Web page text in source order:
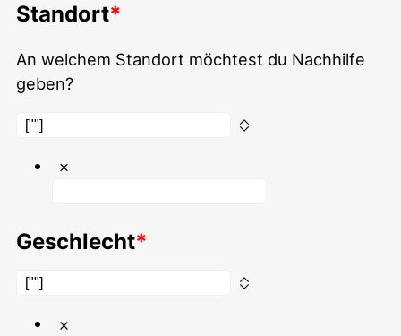
Standort
An welchem Standort möchtest du Nachhilfe
geben?
Geschlecht